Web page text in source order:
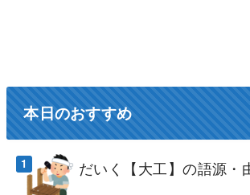
本日のおすすめ
だいく【大工】の語源・